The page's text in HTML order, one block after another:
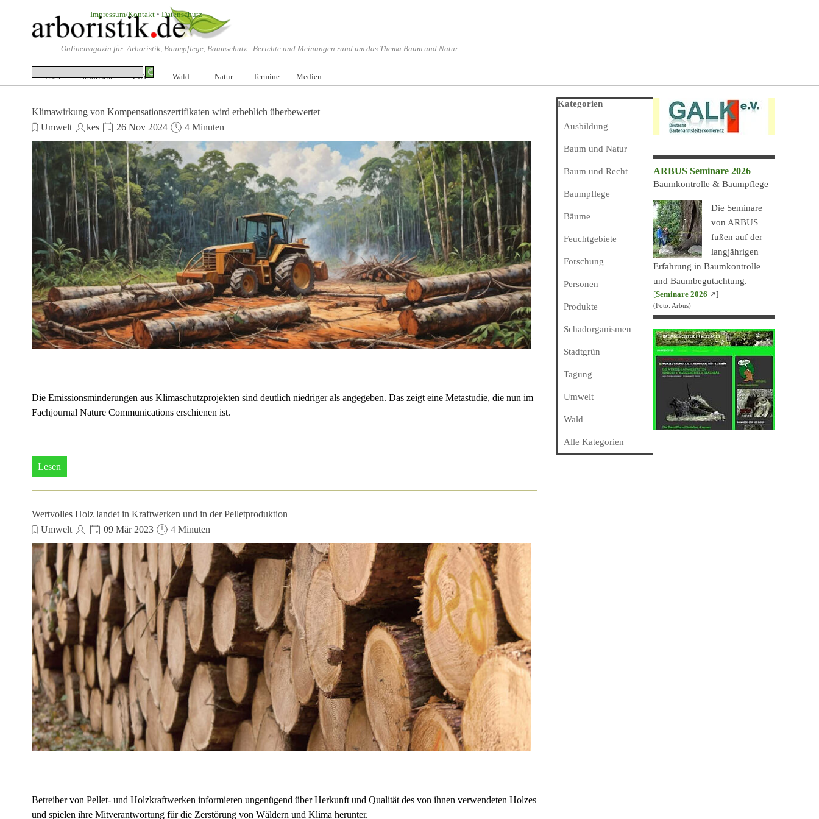
Impressum/Kontakt • Datenschutz
Onlinemagazin für Arboristik, Baumpflege, Baumschutz - Berichte und Meinungen rund um das Thema Baum und Natur
Start Arboristik ▼
VTA ▼
Wald Natur ▼
Termine Medien
ARBUS Seminare 2026
Baumkontrolle & Baumpflege
Die Seminare
von ARBUS
fußen auf der
langjährigen
Erfahrung in Baumkontrolle
und Baumbegutachtung.
[Seminare 2026 ↗]
(Foto: Arbus)
Klimawirkung von Kompensationszertifikaten wird erheblich überbewertet
Umwelt
kes 26 Nov 2024 4 Minuten
Die Emissionsminderungen aus Klimaschutzprojekten sind deutlich niedriger als angegeben. Das zeigt eine Metastudie, die nun im
Fachjournal Nature Communications erschienen ist.
Lesen
Wertvolles Holz landet in Kraftwerken und in der Pelletproduktion
Umwelt
09 Mär 2023 4 Minuten
Betreiber von Pellet- und Holzkraftwerken informieren ungenügend über Herkunft und Qualität des von ihnen verwendeten Holzes
und spielen ihre Mitverantwortung für die Zerstörung von Wäldern und Klima herunter.
Block überspringen Kategorien
Kategorien
Ausbildung
Baum und Natur
Baum und Recht
Baumpflege
Bäume
Feuchtgebiete
Forschung
Personen
Produkte
Schadorganismen
Stadtgrün
Tagung
Umwelt
Wald
Alle Kategorien